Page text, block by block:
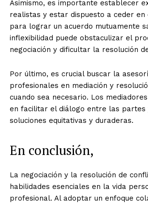
Asimismo, es importante establecer
realistas y estar dispuesto a ceder en
para lograr un acuerdo mutuamente
inflexibilidad puede obstaculizar el
negociación y dificultar la resolución
Por último, es crucial buscar la
profesionales en mediación y
cuando sea necesario. Los
en facilitar el diálogo entre las partes
soluciones equitativas y duraderas.
En conclusión,
La negociación y la resolución de
habilidades esenciales en la vida
profesional. Al adoptar un enfoque